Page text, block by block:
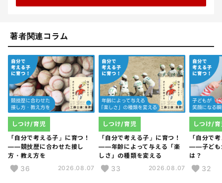
著者関連コラム
「自分で考える子」に育つ！
――競技歴に合わせた接し
方・教え方を
しつけ/育児
36 2026.08.07
「自分で考える子」に育つ！
――年齢によって与える「楽
しさ」の種類を変える
しつけ/育児
33 2026.08.07
「自分で
――子ども
は？
しつけ/
32